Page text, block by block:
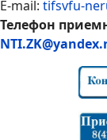
E-mail: tifsvfu-
Телефон